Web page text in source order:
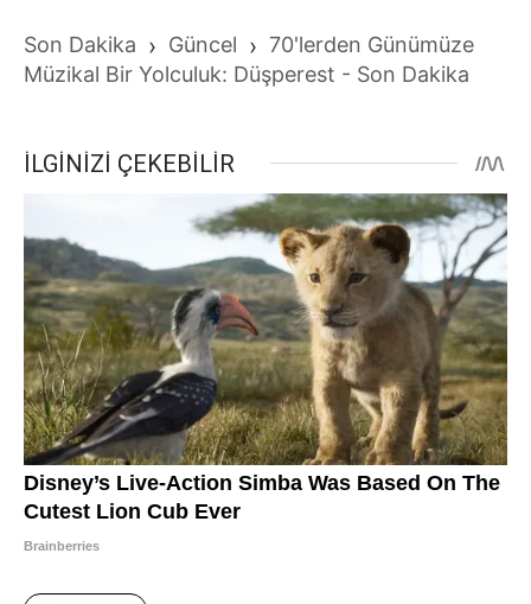
Son Dakika › Güncel › 70'lerden Günümüze
Müzikal Bir Yolculuk: Düşperest - Son Dakika